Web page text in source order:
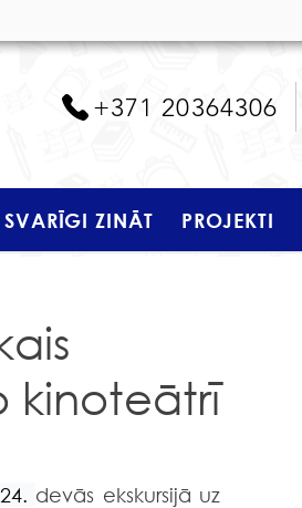
+371 20364306
SVARĪGI ZINĀT PROJEKTI
kinoteātrī
devās ekskursijā uz